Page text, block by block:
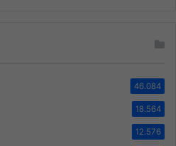
46.084
18.564
12.576